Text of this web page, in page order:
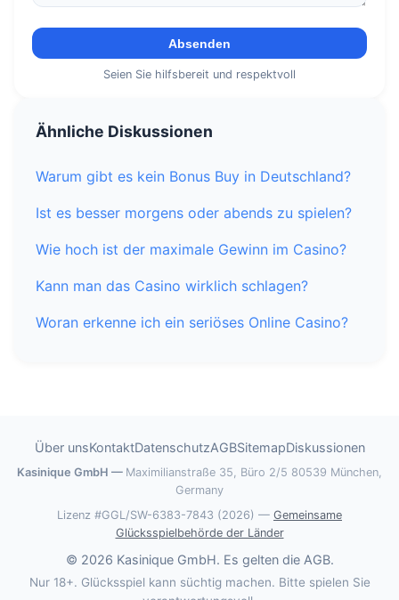
Absenden
Seien Sie hilfsbereit und respektvoll
Ähnliche Diskussionen
Warum gibt es kein Bonus Buy in Deutschland?
Ist es besser morgens oder abends zu spielen?
Wie hoch ist der maximale Gewinn im Casino?
Kann man das Casino wirklich schlagen?
Woran erkenne ich ein seriöses Online Casino?
Über unsKontaktDatenschutzAGBSitemapDiskussionen
Kasinique GmbH Maximilianstraße 35, Büro 2/5 80539 München,
Germany
Lizenz #GGL/SW-6383-7843 (2026) — Gemeinsame
Glücksspielbehörde der Länder
© 2026 Kasinique GmbH. Es gelten die AGB.
Nur 18+. Glücksspiel kann süchtig machen. Bitte spielen Sie